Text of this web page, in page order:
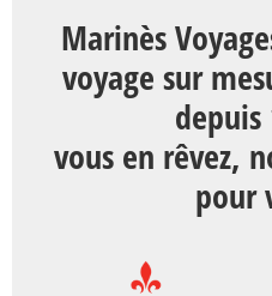
Marinès
voyage sur
depuis
vous en rêvez,
pour